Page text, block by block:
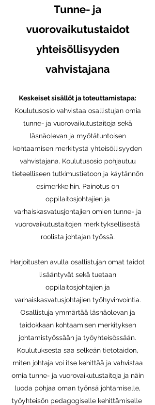
Tunne- ja
vuorovaikutustaidot
yhteisöllisyyden
vahvistajana
Keskeiset sisällöt ja toteuttamistapa:
Koulutusosio vahvistaa osallistujan omia
tunne- ja vuorovaikutustaitoja sekä
läsnäolevan ja myötätuntoisen
kohtaamisen merkitystä yhteisöllisyyden
vahvistajana. Koulutusosio pohjautuu
tieteelliseen tutkimustietoon ja käytännön
esimerkkeihin. Painotus on
oppilaitosjohtajien ja
varhaiskasvatusjohtajien omien tunne- ja
vuorovaikutustaitojen merkityksellisestä
roolista johtajan työssä.
Harjoitusten avulla osallistujan omat taidot
lisääntyvät sekä tuetaan
oppilaitosjohtajien ja
varhaiskasvatusjohtajien työhyvinvointia.
Osallistuja ymmärtää läsnäolevan ja
taidokkaan kohtaamisen merkityksen
johtamistyössään ja työyhteisössään.
Koulutuksesta saa selkeän tietotaidon,
miten johtaja voi itse kehittää ja vahvistaa
omia tunne- ja vuorovaikutustaitoja ja näin
luoda pohjaa oman työnsä johtamiselle,
työyhteisön pedagogiselle kehittämiselle